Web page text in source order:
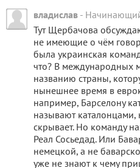
владислав -
Тут Щербачова
не имеющие о чём
была украинская
что? В международных
названию страны,
нынешнее время в
например, Барселону
называют каталонцами,
скрывает. Но команду
Реал Сосьедад. Или
немецкой, а не
уже не знают к чему